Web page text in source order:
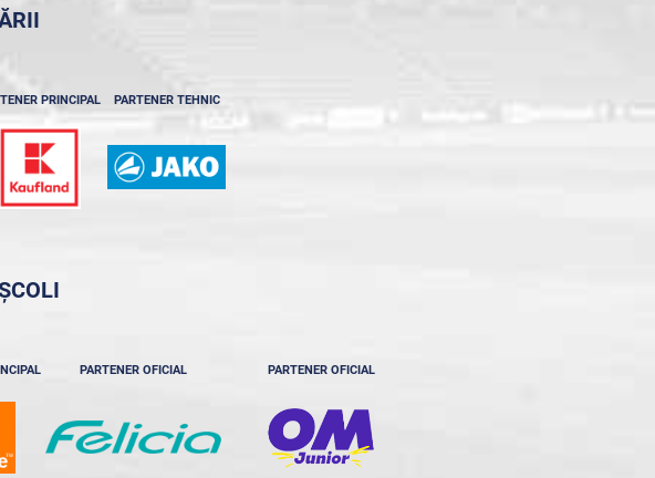
PRINCIPAL PARTENER TEHNIC
PARTENER OFICIAL PARTENER OFICIAL